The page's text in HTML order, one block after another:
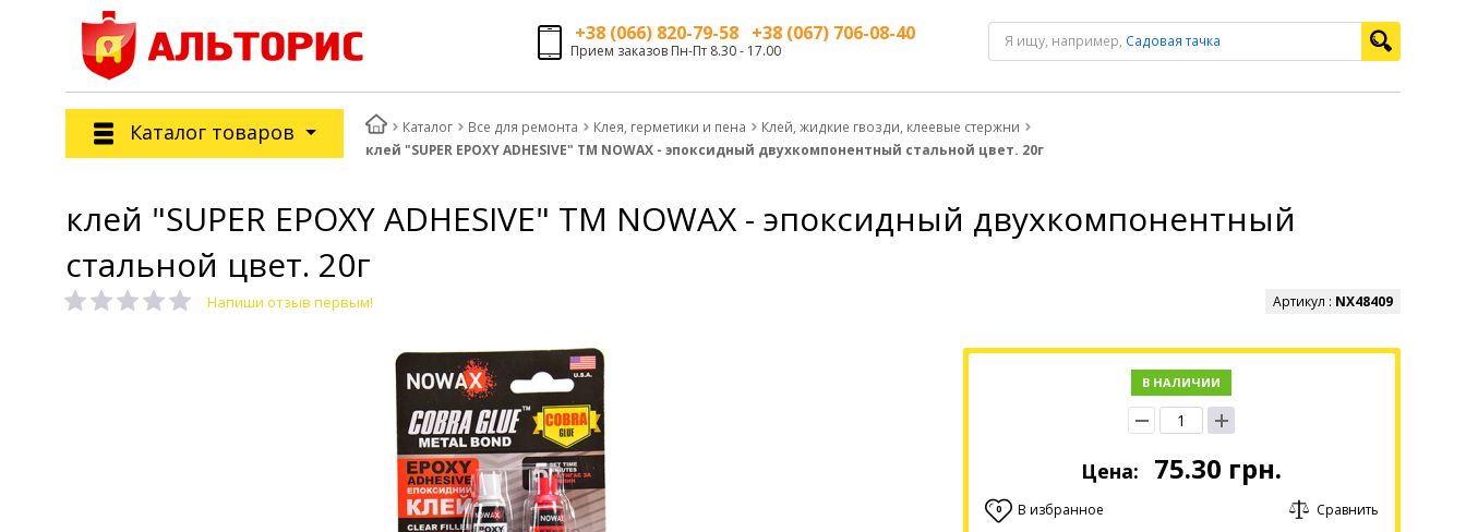
+38 (066) 820-79-58 +38 (067) 706-08-40
Прием заказов Пн-Пт 8.30 - 17.00
Я ищу, например, Садовая тачка
Каталог товаров Каталог Все для ремонта Клея, герметики и пена
Клей, жидкие гвозди, клеевые стержни
клей "SUPER EPOXY ADHESIVE" ТМ NOWAX - эпоксидный двухкомпонентный стальной цвет. 20г
клей "SUPER EPOXY ADHESIVE" ТМ NOWAX - эпоксидный двухкомпонентный
стальной цвет. 20г
Напиши отзыв первым! Артикул : NX48409
В НАЛИЧИИ
Цена: 75.30 грн.
0 В избранное Сравнить